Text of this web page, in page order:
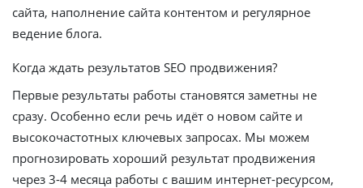
сайта, наполнение сайта контентом и регулярное
ведение блога.
Когда ждать результатов SEO продвижения?
Первые результаты работы становятся заметны не
сразу. Особенно если речь идёт о новом сайте и
высокочастотных ключевых запросах. Мы можем
прогнозировать хороший результат продвижения
через 3-4 месяца работы с вашим интернет-ресурсом,